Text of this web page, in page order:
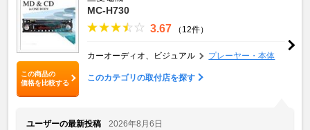
この商品の
価格を比較する
MC-H730
3.67 （12件）
カーオーディオ、ビジュアル プレーヤー・本体
このカテゴリの取付店を探す
ユーザーの最新投稿
2026年8月6日